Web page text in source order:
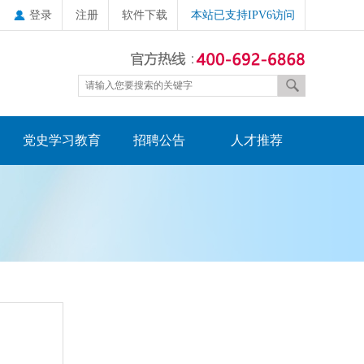
登录 注册 软件下载 本站已支持IPV6访问
党史学习教育 招聘公告 人才推荐